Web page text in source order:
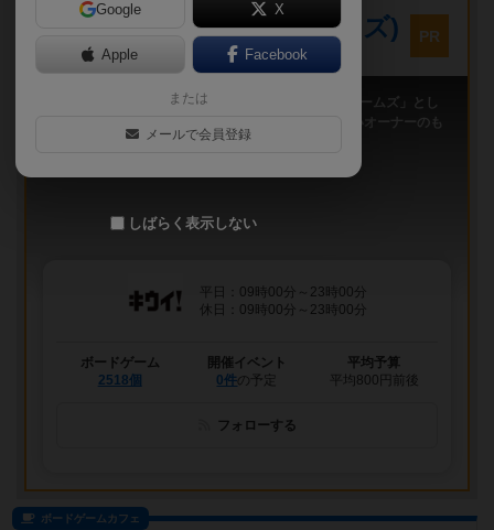
キウイ！(旧:キウイゲームズ)
大阪府大阪市中央区森ノ宮中央2-8-2 永田中央ビル2階
PR
「キウイ！」は、2011年9月大阪日本橋で「キウイゲームズ」とし
てスタートしたボードゲームカフェです。 今は新しいオーナーのも
平日：09時00分～23時00分
休日：09時00分～23時00分
ボードゲーム
2518個
開催イベント
0件の予定
平均予算
平均800円前後
フォローする
ボードゲームカフェ
Google X
Apple Facebook
または
メールで会員登録
しばらく表示しない